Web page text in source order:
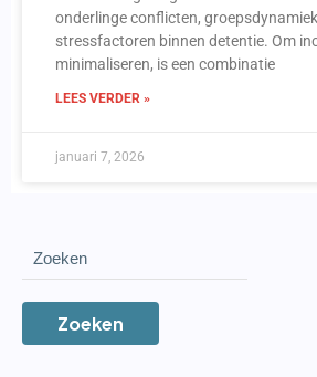
onderlinge conflicten,
stressfactoren binnen detentie. Om
minimaliseren, is een combinatie
LEES VERDER »
januari 7, 2026
Zoeken